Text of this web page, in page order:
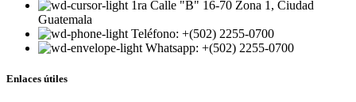
1ra Calle "B" 16-70 Zona 1, Ciudad
Guatemala
Teléfono: +(502) 2255-0700
Whatsapp: +(502) 2255-0700
Enlaces útiles